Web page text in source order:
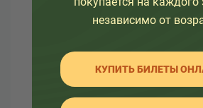
жизни.
независимо от
КУПИТЬ БИЛЕТЫ